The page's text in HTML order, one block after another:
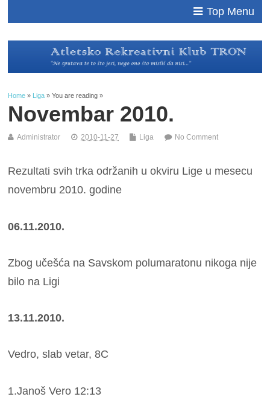
Top Menu
Home » Liga » You are reading »
Novembar 2010.
Administrator 2010-11-27 Liga No Comment
Rezultati svih trka održanih u okviru Lige u mesecu
novembru 2010. godine
06.11.2010.
Zbog učešća na Savskom polumaratonu nikoga nije
bilo na Ligi
13.11.2010.
Vedro, slab vetar, 8C
1.Janoš Vero 12:13